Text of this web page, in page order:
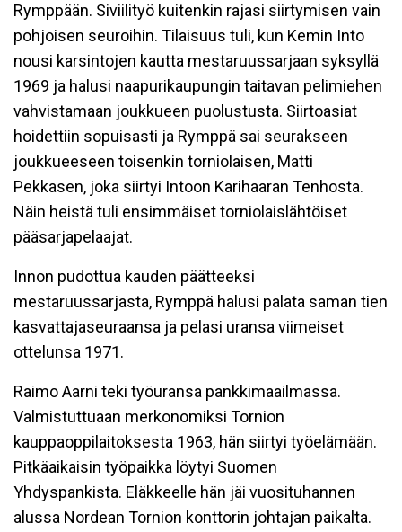
Rymppään. Siviilityö kuitenkin rajasi siirtymisen vain
pohjoisen seuroihin. Tilaisuus tuli, kun Kemin Into
nousi karsintojen kautta mestaruussarjaan syksyllä
1969 ja halusi naapurikaupungin taitavan pelimiehen
vahvistamaan joukkueen puolustusta. Siirtoasiat
hoidettiin sopuisasti ja Rymppä sai seurakseen
joukkueeseen toisenkin torniolaisen, Matti
Pekkasen, joka siirtyi Intoon Karihaaran Tenhosta.
Näin heistä tuli ensimmäiset torniolaislähtöiset
pääsarjapelaajat.
Innon pudottua kauden päätteeksi
mestaruussarjasta, Rymppä halusi palata saman tien
kasvattajaseuraansa ja pelasi uransa viimeiset
ottelunsa 1971.
Raimo Aarni teki työuransa pankkimaailmassa.
Valmistuttuaan merkonomiksi Tornion
kauppaoppilaitoksesta 1963, hän siirtyi työelämään.
Pitkäaikaisin työpaikka löytyi Suomen
Yhdyspankista. Eläkkeelle hän jäi vuosituhannen
alussa Nordean Tornion konttorin johtajan paikalta.